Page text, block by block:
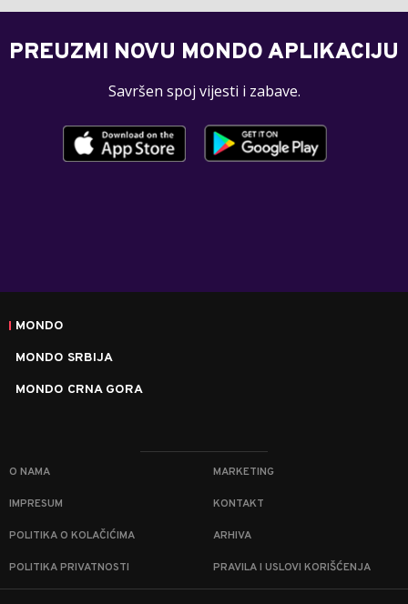
PREUZMI NOVU MONDO APLIKACIJU
Savršen spoj vijesti i zabave.
MONDO
MONDO SRBIJA
MONDO CRNA GORA
O NAMA MARKETING
IMPRESUM KONTAKT
POLITIKA O KOLAČIĆIMA ARHIVA
POLITIKA PRIVATNOSTI PRAVILA I USLOVI KORIŠĆENJA